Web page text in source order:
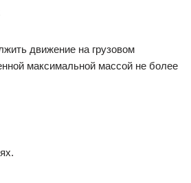
движение на грузовом
максимальной массой не более